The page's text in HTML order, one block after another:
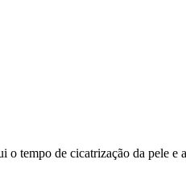
tempo de cicatrização da pele e